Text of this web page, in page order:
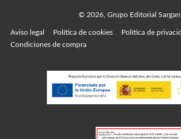
© 2026, Grupo Editorial
Aviso legal Política de cookies
Política de
Condiciones de compra